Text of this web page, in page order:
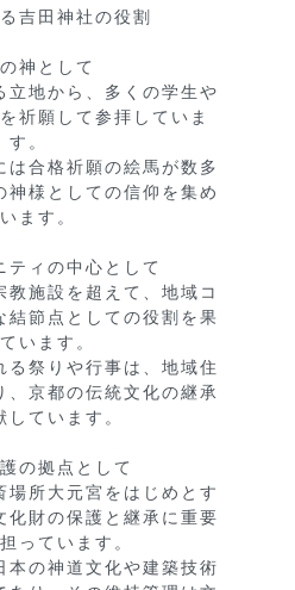
吉田神社の役割
神として
立地から、多くの学生や
祈願して参拝していま
す。
は合格祈願の絵馬が数多
神様としての信仰を集め
ます。
ティの中心として
教施設を超えて、地域コ
結節点としての役割を果
います。
る祭りや行事は、地域住
、京都の伝統文化の継承
しています。
の拠点として
場所大元宮をはじめとす
化財の保護と継承に重要
っています。
本の神道文化や建築技術